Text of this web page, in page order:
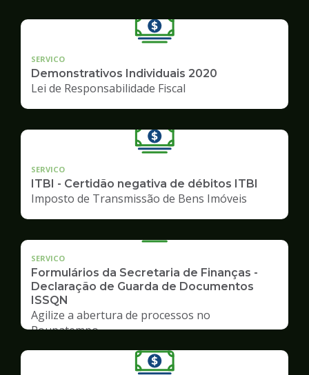
SERVICO
Demonstrativos Individuais 2020
Lei de Responsabilidade Fiscal
SERVICO
ITBI - Certidão negativa de débitos ITBI
Imposto de Transmissão de Bens Imóveis
SERVICO
Formulários da Secretaria de Finanças -
Declaração de Guarda de Documentos
ISSQN
Agilize a abertura de processos no
Poupatempo